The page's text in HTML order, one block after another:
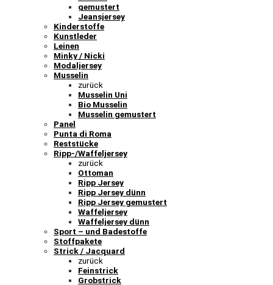
gemustert
Jeansjersey
Kinderstoffe
Kunstleder
Leinen
Minky / Nicki
Modaljersey
Musselin
zurück
Musselin Uni
Bio Musselin
Musselin gemustert
Panel
Punta di Roma
Reststücke
Ripp-/Waffeljersey
zurück
Ottoman
Ripp Jersey
Ripp Jersey dünn
Ripp Jersey gemustert
Waffeljersey
Waffeljersey dünn
Sport – und Badestoffe
Stoffpakete
Strick / Jacquard
zurück
Feinstrick
Grobstrick